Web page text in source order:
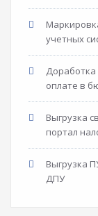
учетных
Доработка
оплате в
Выгрузка
портал
Выгрузка
ДПУ